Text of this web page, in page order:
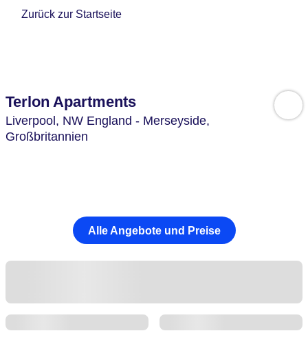
Zurück zur Startseite
Terlon Apartments
Liverpool, NW England - Merseyside,
Großbritannien
Alle Angebote und Preise